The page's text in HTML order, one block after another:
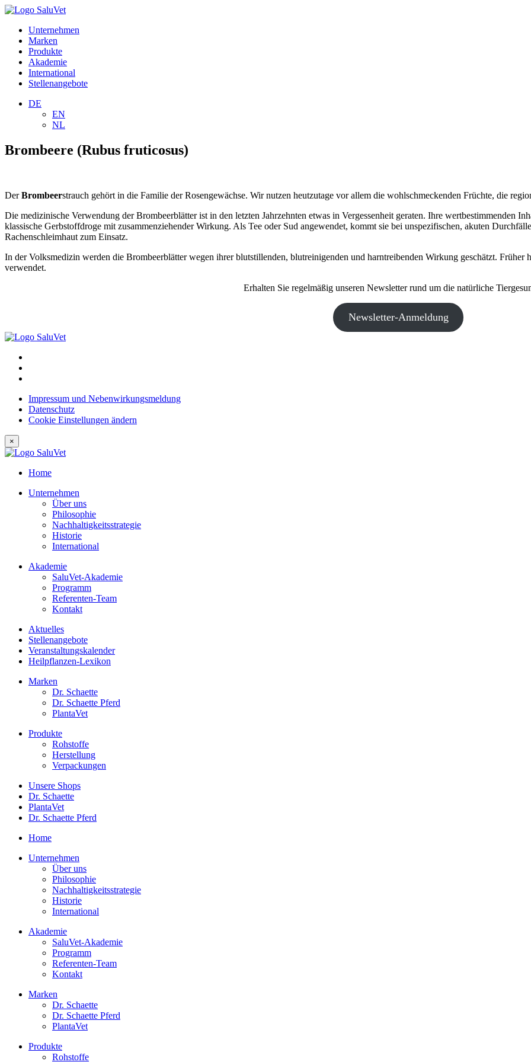
Unternehmen
Marken
Produkte
Akademie
International
Stellenangebote
DE
EN
NL
Brombeere (Rubus fruticosus)
DerBrombeerstrauch gehört in die Familie der Rosengewächse. Wir nutzen heutzutage vor allem die wohlschmeckenden Früchte, die
Die medizinische Verwendung der Brombeerblätter ist in den letzten Jahrzehnten etwas in Vergessenheit geraten. Ihre wertbestimmenden
klassische Gerbstoffdroge mit zusammenziehender Wirkung. Als Tee oder Sud angewendet, kommt sie bei unspezifischen, akuten
Rachenschleimhaut zum Einsatz.
In der Volksmedizin werden die Brombeerblätter wegen ihrer blutstillenden, blutreinigenden und harntreibenden Wirkung geschätzt. Früher
verwendet.
Erhalten Sie regelmäßig unseren Newsletter rund um die natürliche
Newsletter-Anmeldung
Impressum und Nebenwirkungsmeldung
Datenschutz
Cookie Einstellungen ändern
×
Home
Unternehmen
Über uns
Philosophie
Nachhaltigkeitsstrategie
Historie
International
Akademie
SaluVet-Akademie
Programm
Referenten-Team
Kontakt
Aktuelles
Stellenangebote
Veranstaltungskalender
Heilpflanzen-Lexikon
Marken
Dr. Schaette
Dr. Schaette Pferd
PlantaVet
Produkte
Rohstoffe
Herstellung
Verpackungen
Unsere Shops
Dr. Schaette
PlantaVet
Dr. Schaette Pferd
Home
Unternehmen
Über uns
Philosophie
Nachhaltigkeitsstrategie
Historie
International
Akademie
SaluVet-Akademie
Programm
Referenten-Team
Kontakt
Marken
Dr. Schaette
Dr. Schaette Pferd
PlantaVet
Produkte
Rohstoffe